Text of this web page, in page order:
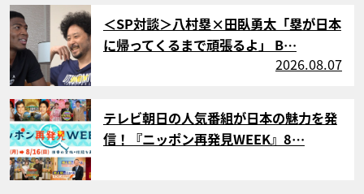
サムネイル
＜SP対談＞八村塁×田臥勇太「塁が日本
に帰ってくるまで頑張るよ」 B…
2026.08.07
サムネイル
テレビ朝日の人気番組が日本の魅力を発
信！『ニッポン再発見WEEK』8…